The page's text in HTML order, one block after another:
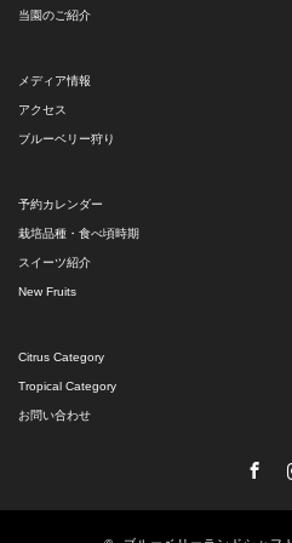
当園のご紹介
メディア情報
アクセス
ブルーベリー狩り
予約カレンダー
栽培品種・食べ頃時期
スイーツ紹介
New Fruits
Citrus Category
Tropical Category
お問い合わせ